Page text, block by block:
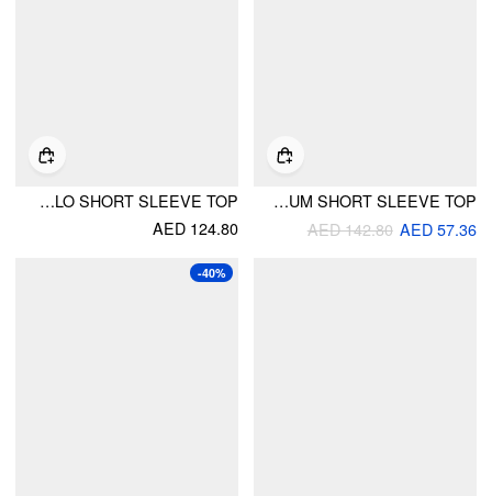
KNIT PUFF SLEEVE RUFFLED PEPLUM SHORT SLEEVE TOP
AED 57.36
AED 142.80
KNIT TEXTURED CONTRAST TRIM POLO SHORT SLEEVE TOP
AED 124.80
-40%